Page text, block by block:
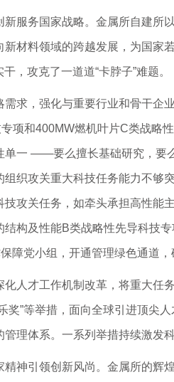
服务国家战略。金属所自建所
材料领域的跨越发展，为国家
，攻克了一道道“卡脖子”难题。
求，强化与重要行业和骨干企
项和400MW燃机叶片C类战略
单一 ——要么擅长基础研究，要
织攻关重大科技任务能力不够
攻关任务，如牵头承担高性
构及性能B类战略性先导科技
障党小组，开通管理绿色通道，
人才工作机制改革，将重大任
奖”等举措，面向全球引进顶尖
理体系。一系列举措持续激发
神引领创新风尚。金属所的辉